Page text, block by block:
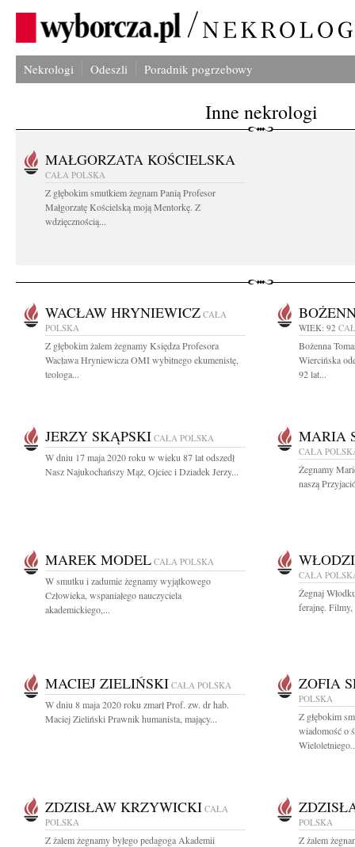
Nekrologi Odeszli Poradnik pogrzebowy
Inne nekrologi
MAŁGORZATA KOŚCIELSKA
CAŁA POLSKA
Z głębokim smutkiem żegnam Panią Profesor
Małgorzatę Kościelską moją Mentorkę. Z
wdzięcznością...
WACŁAW HRYNIEWICZ CAŁA
POLSKA
Z głębokim żalem żegnamy Księdza Profesora
Wacława Hryniewicza OMI wybitnego ekumenistę,
teologa...
WIEK: 92
Bożenna
Wiercińska
92 lat...
JERZY SKĄPSKI CAŁA POLSKA
W dniu 17 maja 2020 roku w wieku 87 lat odszedł
Nasz Najukochańszy Mąż, Ojciec i Dziadek Jerzy...
MARIA
CAŁA
Żegnamy
naszą
MAREK MODEL CAŁA POLSKA
W smutku i zadumie żegnamy wyjątkowego
Człowieka, wspaniałego nauczyciela
akademickiego,...
CAŁA
Żegnaj
ferajnę. Filmy,
MACIEJ ZIELIŃSKI CAŁA POLSKA
W dniu 8 maja 2020 roku zmarł Prof. zw. dr hab.
Maciej Zieliński Prawnik humanista, mający...
ZOFIA
POLSKA
Z głębokim
wiadomość o
ZDZISŁAW KRZYWICKI CAŁA
POLSKA
Z żalem żegnamy byłego pedagoga Akademii
POLSKA
Z żalem